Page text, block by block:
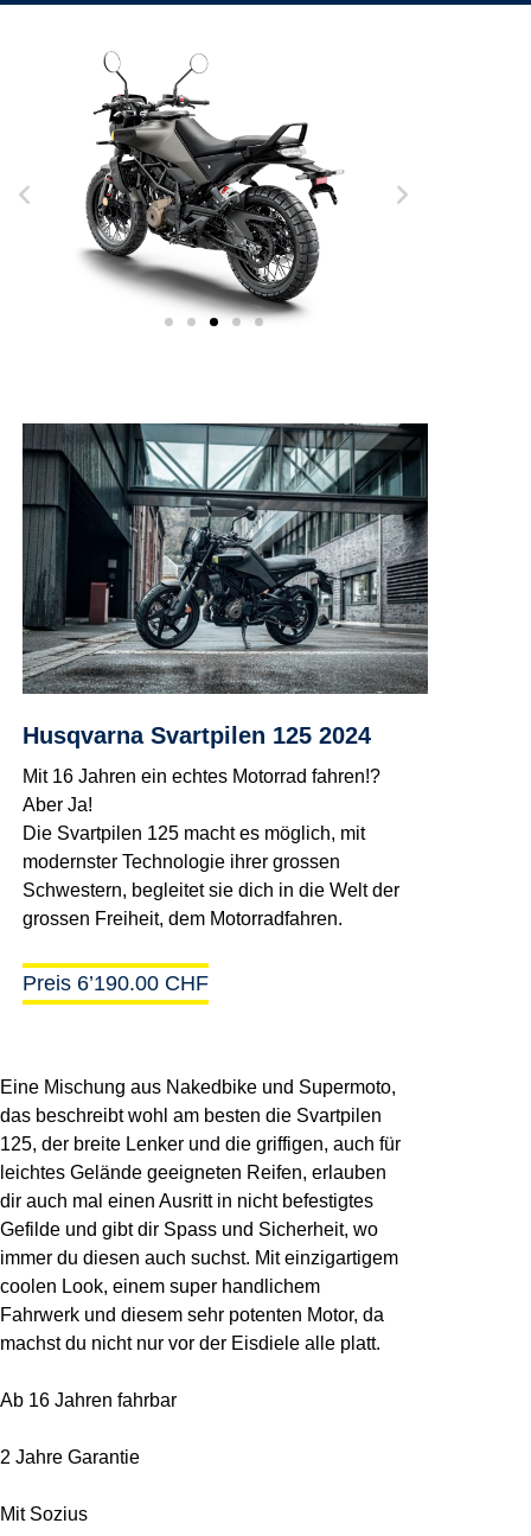
Husqvarna Svartpilen 125 2024
Mit 16 Jahren ein echtes Motorrad fahren!?
Aber Ja!
Die Svartpilen 125 macht es möglich, mit
modernster Technologie ihrer grossen
Schwestern, begleitet sie dich in die Welt der
grossen Freiheit, dem Motorradfahren.
Preis 6’190.00 CHF
Eine Mischung aus Nakedbike und Supermoto,
das beschreibt wohl am besten die Svartpilen
125, der breite Lenker und die griffigen, auch für
leichtes Gelände geeigneten Reifen, erlauben
dir auch mal einen Ausritt in nicht befestigtes
Gefilde und gibt dir Spass und Sicherheit, wo
immer du diesen auch suchst. Mit einzigartigem
coolen Look, einem super handlichem
Fahrwerk und diesem sehr potenten Motor, da
machst du nicht nur vor der Eisdiele alle platt.
Ab 16 Jahren fahrbar
2 Jahre Garantie
Mit Sozius